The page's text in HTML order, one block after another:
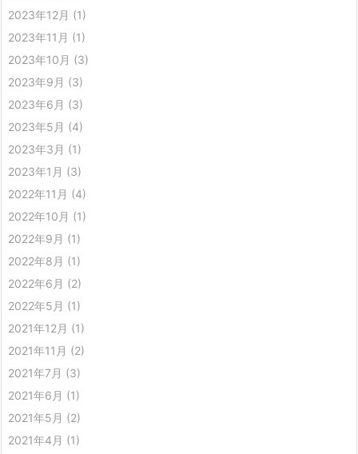
2023年12月 (1)
2023年11月 (1)
2023年10月 (3)
2023年9月 (3)
2023年6月 (3)
2023年5月 (4)
2023年3月 (1)
2023年1月 (3)
2022年11月 (4)
2022年10月 (1)
2022年9月 (1)
2022年8月 (1)
2022年6月 (2)
2022年5月 (1)
2021年12月 (1)
2021年11月 (2)
2021年7月 (3)
2021年6月 (1)
2021年5月 (2)
2021年4月 (1)